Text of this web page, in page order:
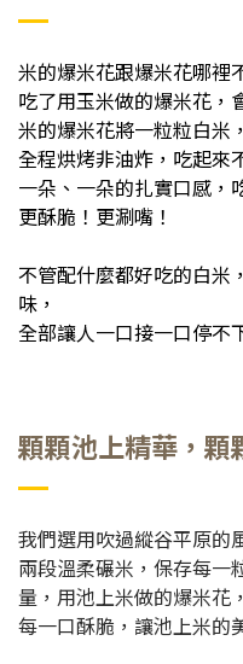
米的爆米花跟爆米花哪裡
吃了用玉米做的爆米花，
米的爆米花將一粒粒白米
全程烘烤非油炸，吃起來
一朵、一朵的扎實口感，
更酥脆！更涮嘴！
不管配什麼都好吃的白米
味，
全部讓人一口接一口停不
顆顆池上精華，顆
我們選用吹過縱谷平原的
兩段溫柔碾米，保存每一
量，用池上米做的爆米花
每一口酥脆，讓池上米的